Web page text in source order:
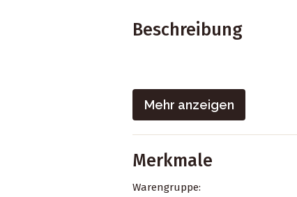
Beschreibung
Mehr anzeigen
Merkmale
Warengruppe: